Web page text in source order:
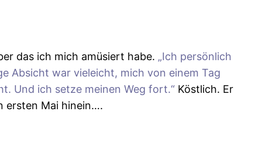
das ich mich amüsiert habe. „Ich persönlich
Absicht war vieleicht, mich von einem Tag
Und ich setze meinen Weg fort.“ Köstlich. Er
ersten Mai hinein….